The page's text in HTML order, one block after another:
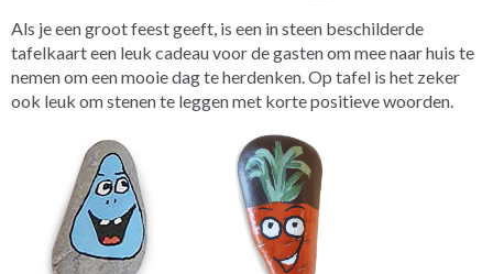
Als je een groot feest geeft, is een in steen beschilderde
tafelkaart een leuk cadeau voor de gasten om mee naar huis te
nemen om een mooie dag te herdenken. Op tafel is het zeker
ook leuk om stenen te leggen met korte positieve woorden.